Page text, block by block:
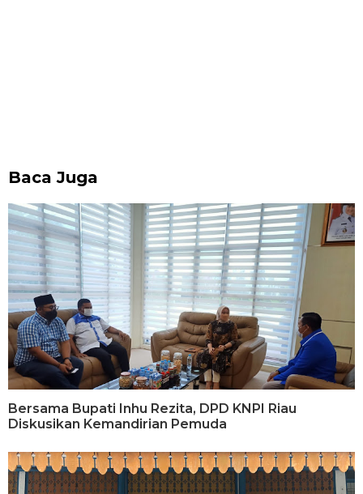
Baca Juga
Bersama Bupati Inhu Rezita, DPD KNPI Riau
Diskusikan Kemandirian Pemuda